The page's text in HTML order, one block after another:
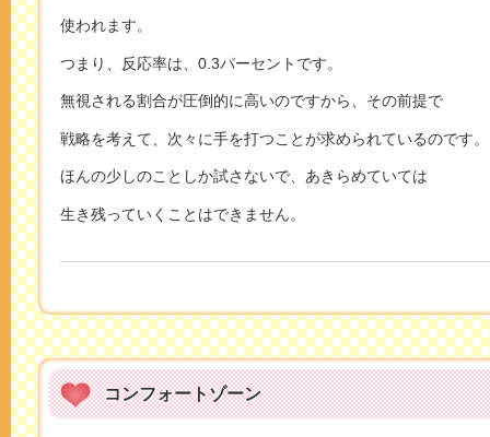
使われます。
つまり、反応率は、0.3パーセントです。
無視される割合が圧倒的に高いのですから、その前提で
戦略を考えて、次々に手を打つことが求められているのです。
ほんの少しのことしか試さないで、あきらめていては
生き残っていくことはできません。
コンフォートゾーン